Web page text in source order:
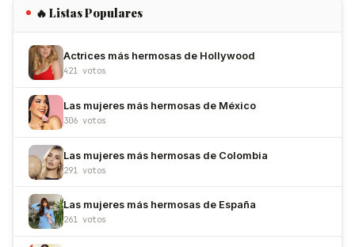
🔥 Listas Populares
Actrices más hermosas de Hollywood
421 votos
Las mujeres más hermosas de México
306 votos
Las mujeres más hermosas de Colombia
291 votos
Las mujeres más hermosas de España
261 votos